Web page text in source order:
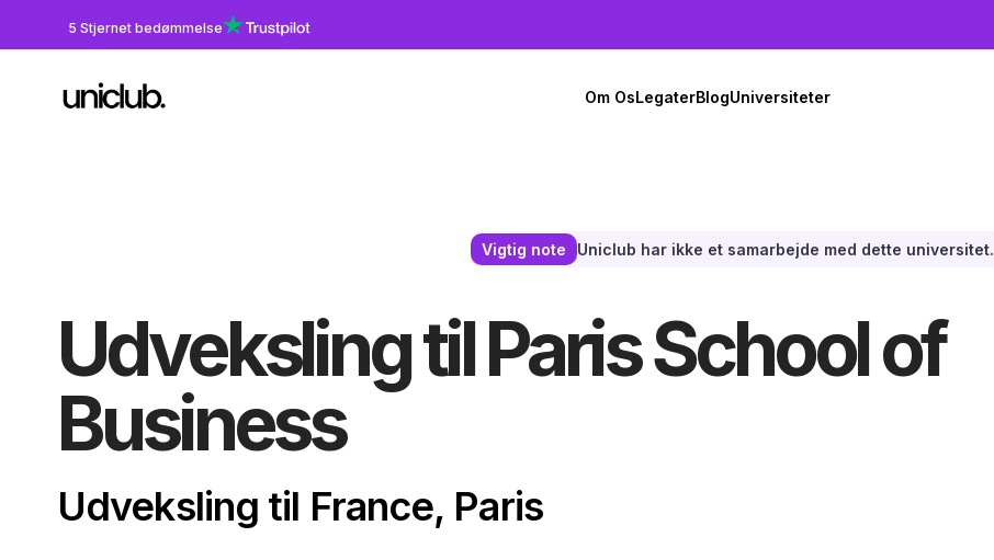
5 Stjernet bedømmelse
Om OsLegaterBlogUniversiteter
Vigtig note Uniclub har ikke et samarbejde med dette universitet.
Udveksling til Paris School of
Business
Udveksling til France, Paris